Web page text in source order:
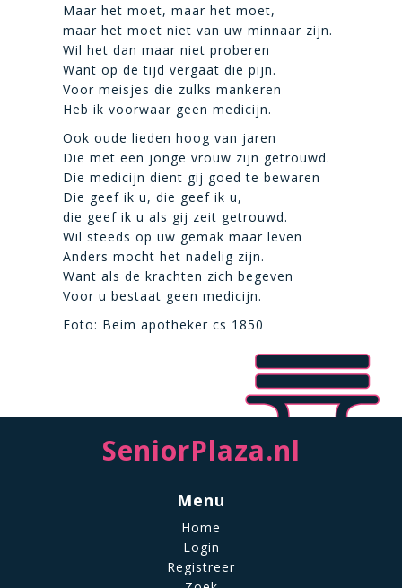
Maar het moet, maar het moet,
maar het moet niet van uw minnaar zijn.
Wil het dan maar niet proberen
Want op de tijd vergaat die pijn.
Voor meisjes die zulks mankeren
Heb ik voorwaar geen medicijn.
Ook oude lieden hoog van jaren
Die met een jonge vrouw zijn getrouwd.
Die medicijn dient gij goed te bewaren
Die geef ik u, die geef ik u,
die geef ik u als gij zeit getrouwd.
Wil steeds op uw gemak maar leven
Anders mocht het nadelig zijn.
Want als de krachten zich begeven
Voor u bestaat geen medicijn.
Foto: Beim apotheker cs 1850
SeniorPlaza.nl
Menu
Home
Login
Registreer